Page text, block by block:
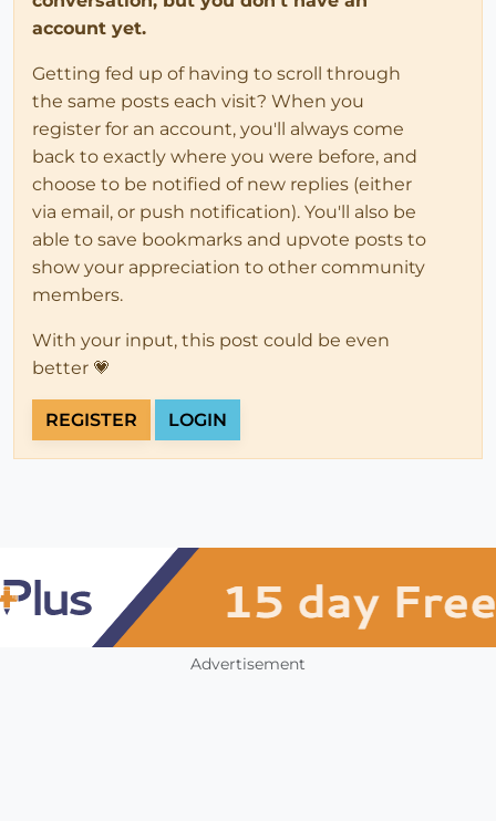
account yet.
Getting fed up of having to scroll through
the same posts each visit? When you
register for an account, you'll always come
back to exactly where you were before, and
choose to be notified of new replies (either
via email, or push notification). You'll also be
able to save bookmarks and upvote posts to
show your appreciation to other community
members.
With your input, this post could be even
better 💗
REGISTER LOGIN
Advertisement